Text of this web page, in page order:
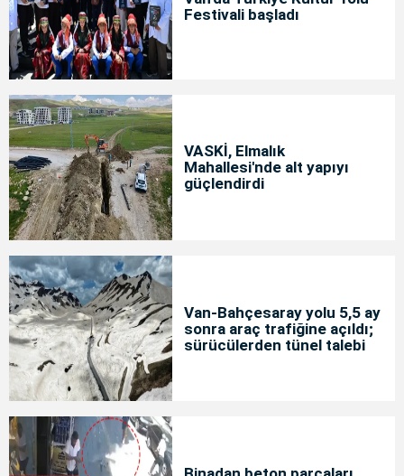
Festivali başladı
VASKİ, Elmalık
Mahallesi'nde alt yapıyı
güçlendirdi
Van-Bahçesaray yolu 5,5 ay
sonra araç trafiğine açıldı;
sürücülerden tünel talebi